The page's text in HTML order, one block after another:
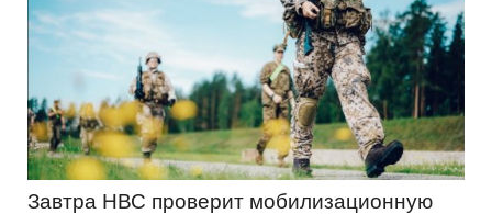
Завтра НВС проверит мобилизационную